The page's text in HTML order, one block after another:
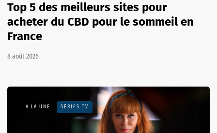
Top 5 des meilleurs sites pour
acheter du CBD pour le sommeil en
France
8 août 2026
A LA UNE SÉRIES TV